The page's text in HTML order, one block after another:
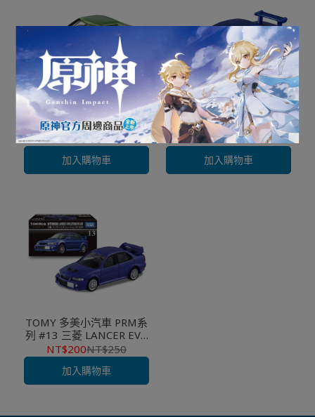
TAKARA TOMY 多美小汽
車 TOMICA 黑盒
PREMIUM #29 馬自達
SAVANNA RX-7
NT$220NT$250
加入購物車
TAKARA TOMY 多美小汽
車 無極限 PRM #06 玩命
關頭 日產 SKYLINE GT-R
NT$290NT$350
加入購物車
TOMY 多美小汽車 PRM系
列 #13 三菱 LANCER EVO
6 GSR 拉力賽車
NT$200NT$250
加入購物車